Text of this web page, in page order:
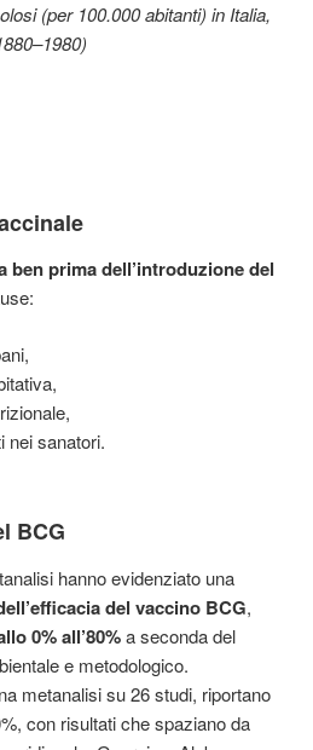
(per 100.000 abitanti) in Italia,
ben prima dell’introduzione del
nei sanatori.
BCG
hanno evidenziato una
del vaccino BCG,
0% all’80%a seconda del
e metodologico.
metanalisi su 26 studi, riportano
con risultati che spaziano da